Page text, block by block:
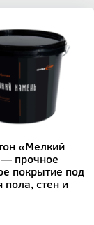
«Мелкий
прочное
покрытие под
пола, стен и